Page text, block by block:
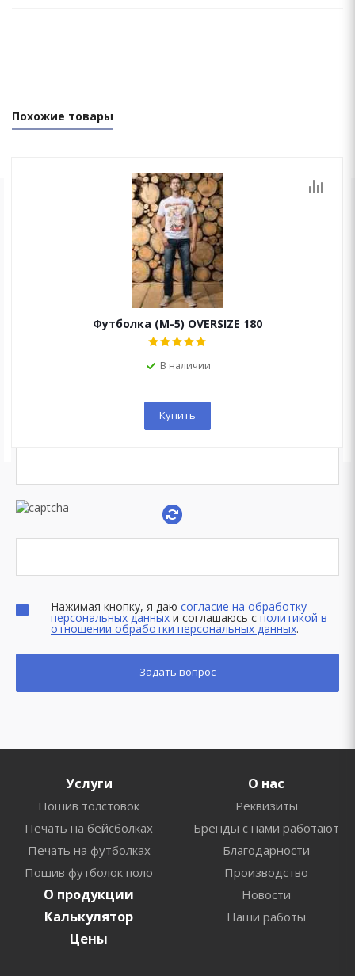
Похожие товары
Футболка (М-5) OVERSIZE 180
В наличии
Купить
ОСТАЛИСЬ ВОПРОСЫ?
Мы перезвоним Вам в течение 15 минут!
Нажимая кнопку, я даю согласие на обработку
персональных данных и соглашаюсь сполитикой в
отношении обработки персональных данных.
Услуги
Пошив толстовок
Печать на бейсболках
Печать на футболках
Пошив футболок поло
О продукции
Калькулятор
Цены
О нас
Реквизиты
Бренды с нами работают
Благодарности
Производство
Новости
Наши работы